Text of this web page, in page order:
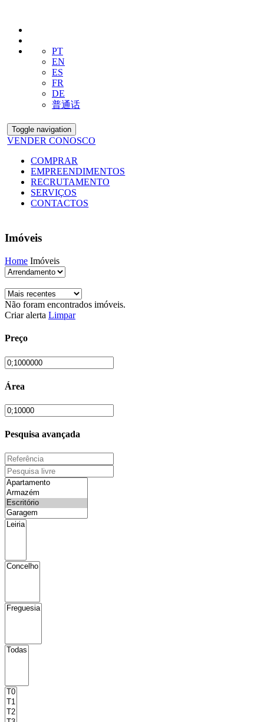
PT
EN
ES
FR
DE
普通话
Toggle navigation
VENDER CONOSCO
COMPRAR
EMPREENDIMENTOS
RECRUTAMENTO
SERVIÇOS
CONTACTOS
Imóveis
Home Imóveis
Não foram encontrados imóveis.
Criar alerta Limpar
Preço
Área
Pesquisa avançada